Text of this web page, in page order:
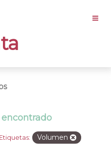
Etiquetas:
Volumen